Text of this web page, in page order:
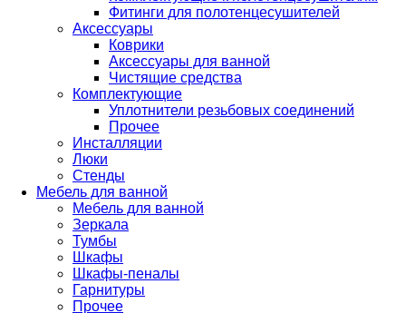
Фитинги для полотенцесушителей
Аксессуары
Коврики
Аксессуары для ванной
Чистящие средства
Комплектующие
Уплотнители резьбовых соединений
Прочее
Инсталляции
Люки
Стенды
Мебель для ванной
Мебель для ванной
Зеркала
Тумбы
Шкафы
Шкафы-пеналы
Гарнитуры
Прочее